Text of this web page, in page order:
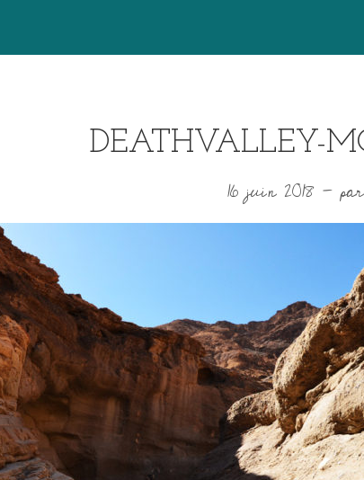
DEATHVALLEY-
16 juin 2018 -par